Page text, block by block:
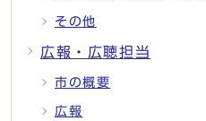
その他
広報・広聴担当
市の概要
広報